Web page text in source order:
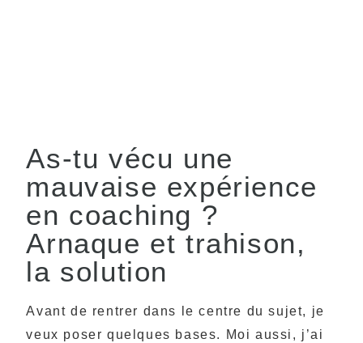
As-tu vécu une
mauvaise expérience
en coaching ?
Arnaque et trahison,
la solution
Avant de rentrer dans le centre du sujet, je
veux poser quelques bases. Moi aussi, j’ai